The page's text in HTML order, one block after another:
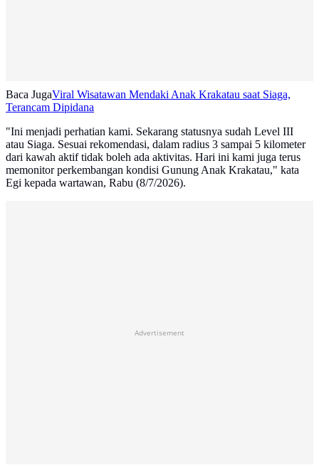
Baca JugaViral Wisatawan Mendaki Anak Krakatau saat Siaga,
Terancam Dipidana
"Ini menjadi perhatian kami. Sekarang statusnya sudah Level III
atau Siaga. Sesuai rekomendasi, dalam radius 3 sampai 5 kilometer
dari kawah aktif tidak boleh ada aktivitas. Hari ini kami juga terus
memonitor perkembangan kondisi Gunung Anak Krakatau," kata
Egi kepada wartawan, Rabu (8/7/2026).
Advertisement